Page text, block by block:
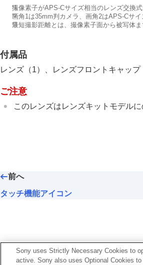
*1
撮像素子がAPS-Cサイズ相当のレンズ交換
*2
画角1は35mm判カメラ、画角2はAPS-Cサ
*3
最短撮影距離とは、撮像素子面から被写体ま
付属品
レンズ（1）、レンズフロントキャッ
ご注意
このレンズはレンズキットモデル
前へ
タッチ機能アイコン
Sony uses Strictly Necessary Cookies to
active. Sony also uses Optional Cookies